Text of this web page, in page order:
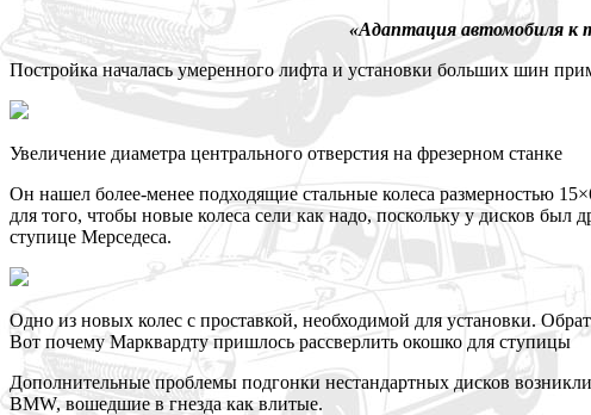
«Адаптация автомобиля к
Постройка началась умеренного лифта и установки больших шин
Увеличение диаметра центрального отверстия на фрезерном станке
Он нашел более-менее подходящие стальные колеса размерностью
для того, чтобы новые колеса сели как надо, поскольку у дисков
ступице Мерседеса.
Одно из новых колес с проставкой, необходимой для установки.
Вот почему Марквардту пришлось рассверлить окошко для ступицы
Дополнительные проблемы подгонки нестандартных дисков
BMW, вошедшие в гнезда как влитые.